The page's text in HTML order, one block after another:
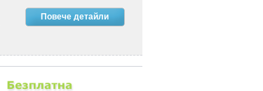
Повече детайли